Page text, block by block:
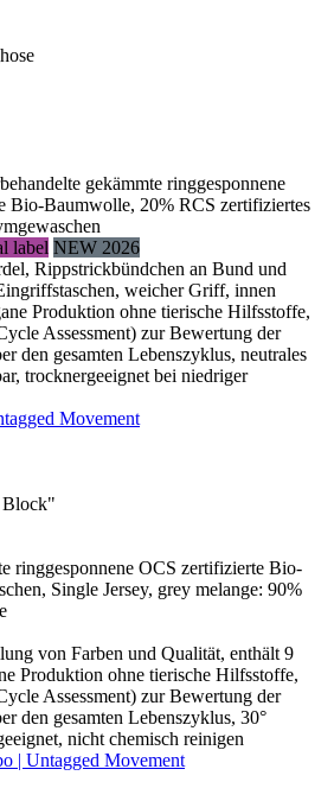
gekämmte ringgesponnene
Bio-Baumwolle, 20% RCS zertifiziertes
label NEW 2026
Rippstrickbündchen an Bund und
weicher Griff, innen
Produktion ohne tierische Hilfsstoffe,
Assessment) zur Bewertung der
den gesamten Lebenszyklus, neutrales
trocknergeeignet bei niedriger
Movement
Block"
ringgesponnene OCS zertifizierte Bio-
Single Jersey, grey melange: 90%
von Farben und Qualität, enthält 9
Produktion ohne tierische Hilfsstoffe,
Assessment) zur Bewertung der
den gesamten Lebenszyklus, 30°
nicht chemisch reinigen
| Untagged Movement